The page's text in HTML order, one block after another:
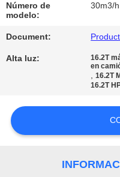
CONTROL
DE
CONTACTO
LOS
Número de
modelo:
30m3/h
Document:
Alta luz:
16.2T
en
,16.2T
16.2T